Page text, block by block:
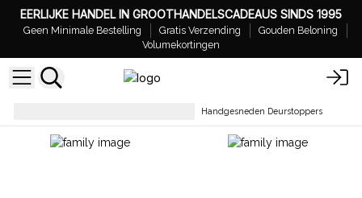
EERLIJKE HANDEL IN GROOTHANDELSCADEAUS SINDS 1995
Geen Minimale Bestelling Gratis Verzending
Gouden Beloning
Volumekortingen
Handgesneden Deurstoppers